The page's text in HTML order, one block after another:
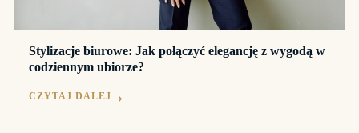
Stylizacje biurowe: Jak połączyć elegancję z wygodą w
codziennym ubiorze?
CZYTAJ DALEJ